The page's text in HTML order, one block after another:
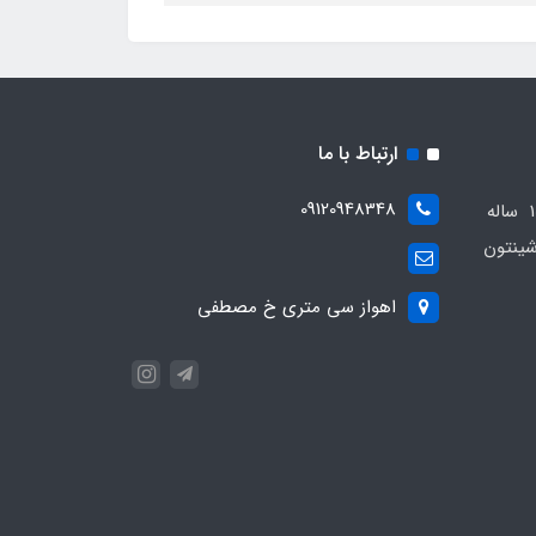
مجموعه مهدی اسپرت باسابقه 10 ساله
ارتباط با ما
09120948348
اهواز سی متری خ مصطفی